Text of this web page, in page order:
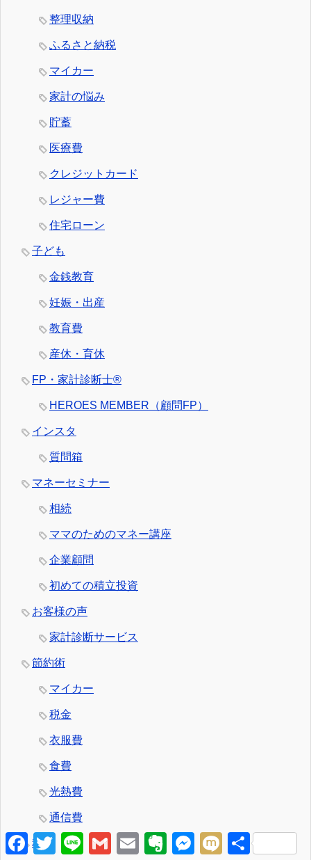
整理収納
ふるさと納税
マイカー
家計の悩み
貯蓄
医療費
クレジットカード
レジャー費
住宅ローン
子ども
金銭教育
妊娠・出産
教育費
産休・育休
FP・家計診断士®
HEROES MEMBER（顧問FP）
インスタ
質問箱
マネーセミナー
相続
ママのためのマネー講座
企業顧問
初めての積立投資
お客様の声
家計診断サービス
節約術
マイカー
税金
衣服費
食費
光熱費
通信費
税金
F
a
T
L
G
E
E
M
M
共
有